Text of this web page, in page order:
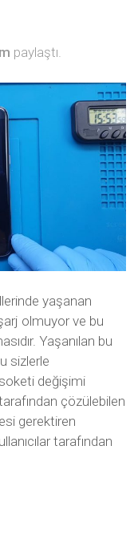
paylaştı.
yaşanan
olmuyor ve bu
Yaşanılan bu
sizlerle
değişimi
çözülebilen
gerektiren
tarafından